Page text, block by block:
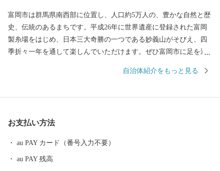
富岡市は群馬県南西部に位置し、人口約5万人の、豊かな自然と歴
史、伝統のあるまちです。平成26年に世界遺産に登録された富岡
製糸場をはじめ、日本三大奇勝の一つである妙義山がそびえ、四
季折々一年を通して楽しんでいただけます。ぜひ富岡市に足を運
自治体紹介をもっと見る
お支払い方法
au PAY カード（番号入力不要）
au PAY 残高